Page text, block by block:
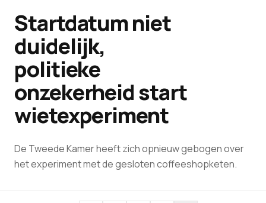
Startdatum niet
duidelijk,
politieke
onzekerheid start
wietexperiment
De Tweede Kamer heeft zich opnieuw gebogen over
het experiment met de gesloten coffeeshopketen.